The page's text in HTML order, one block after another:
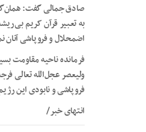
صادق جمالی گفت:
به تعبیر قرآن کریم
اضمحلال و فروپاشی آنان
فرمانده ناحیه مقاومت
ولیعصر عجل‌الله تعالی
فروپاشی و نابودی این
انتهای خبر/